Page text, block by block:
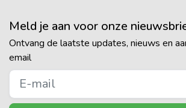
Meld je aan voor onze
Ontvang de laatste updates, nieuws en
email